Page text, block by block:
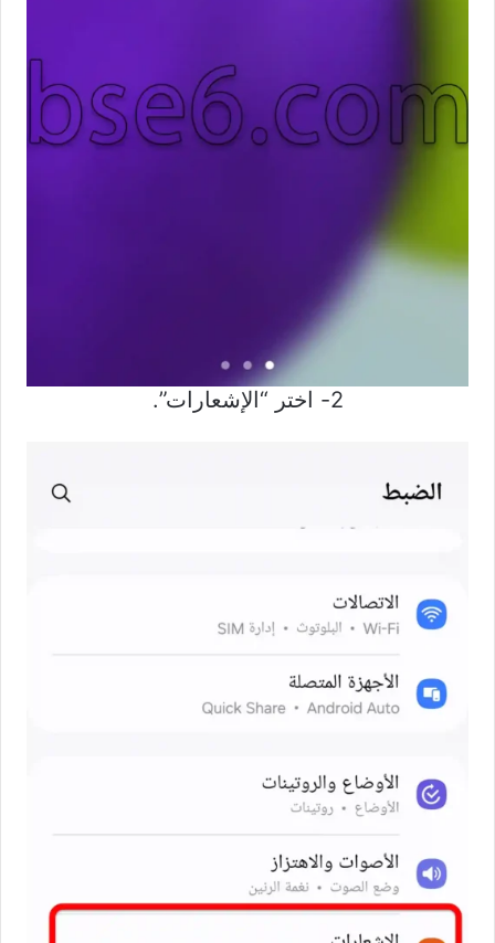
2- اختر “الإشعارات”.